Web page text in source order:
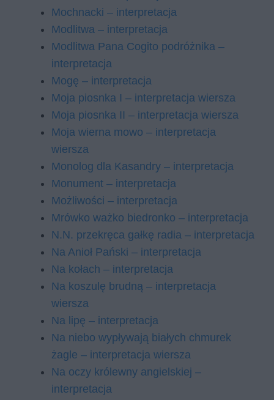
Mochnacki – interpretacja
Modlitwa – interpretacja
Modlitwa Pana Cogito podróżnika –
interpretacja
Mogę – interpretacja
Moja piosnka I – interpretacja wiersza
Moja piosnka II – interpretacja wiersza
Moja wierna mowo – interpretacja
wiersza
Monolog dla Kasandry – interpretacja
Monument – interpretacja
Możliwości – interpretacja
Mrówko ważko biedronko – interpretacja
N.N. przekręca gałkę radia – interpretacja
Na Anioł Pański – interpretacja
Na kołach – interpretacja
Na koszulę brudną – interpretacja
wiersza
Na lipę – interpretacja
Na niebo wypływają białych chmurek
żagle – interpretacja wiersza
Na oczy królewny angielskiej –
interpretacja